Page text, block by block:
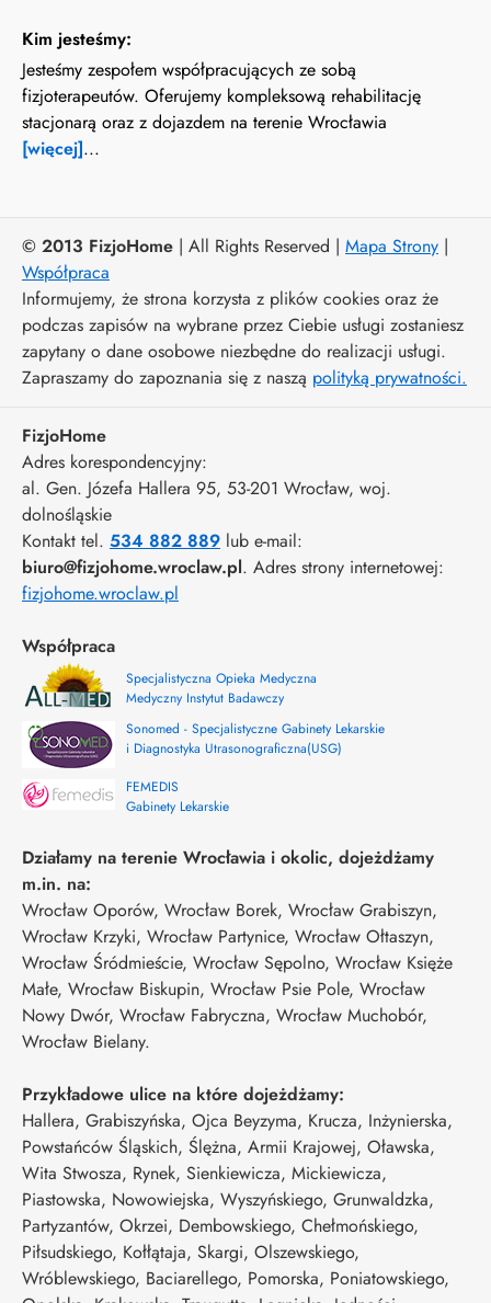
Kim jesteśmy:
Jesteśmy zespołem współpracujących ze sobą
fizjoterapeutów. Oferujemy kompleksową rehabilitację
stacjonarą oraz z dojazdem na terenie Wrocławia
[więcej]...
© 2013 FizjoHome | All Rights Reserved | Mapa Strony |
Współpraca
Informujemy, że strona korzysta z plików cookies oraz że
podczas zapisów na wybrane przez Ciebie usługi zostaniesz
zapytany o dane osobowe niezbędne do realizacji usługi.
Zapraszamy do zapoznania się z naszą polityką prywatności.
FizjoHome
Adres korespondencyjny:
al. Gen. Józefa Hallera 95, 53-201 Wrocław, woj.
dolnośląskie
Kontakt tel. 534 882 889 lub e-mail:
biuro@fizjohome.wroclaw.pl. Adres strony internetowej:
fizjohome.wroclaw.pl
Współpraca
Specjalistyczna Opieka Medyczna
Medyczny Instytut Badawczy
Sonomed - Specjalistyczne Gabinety Lekarskie
i Diagnostyka Utrasonograficzna(USG)
FEMEDIS
Gabinety Lekarskie
Działamy na terenie Wrocławia i okolic, dojeżdżamy
m.in. na:
Wrocław Oporów, Wrocław Borek, Wrocław Grabiszyn,
Wrocław Krzyki, Wrocław Partynice, Wrocław Ołtaszyn,
Wrocław Śródmieście, Wrocław Sępolno, Wrocław Księże
Małe, Wrocław Biskupin, Wrocław Psie Pole, Wrocław
Nowy Dwór, Wrocław Fabryczna, Wrocław Muchobór,
Wrocław Bielany.
Przykładowe ulice na które dojeżdżamy:
Hallera, Grabiszyńska, Ojca Beyzyma, Krucza, Inżynierska,
Powstańców Śląskich, Ślężna, Armii Krajowej, Oławska,
Wita Stwosza, Rynek, Sienkiewicza, Mickiewicza,
Piastowska, Nowowiejska, Wyszyńskiego, Grunwaldzka,
Partyzantów, Okrzei, Dembowskiego, Chełmońskiego,
Piłsudskiego, Kołłątaja, Skargi, Olszewskiego,
Wróblewskiego, Baciarellego, Pomorska, Poniatowskiego,